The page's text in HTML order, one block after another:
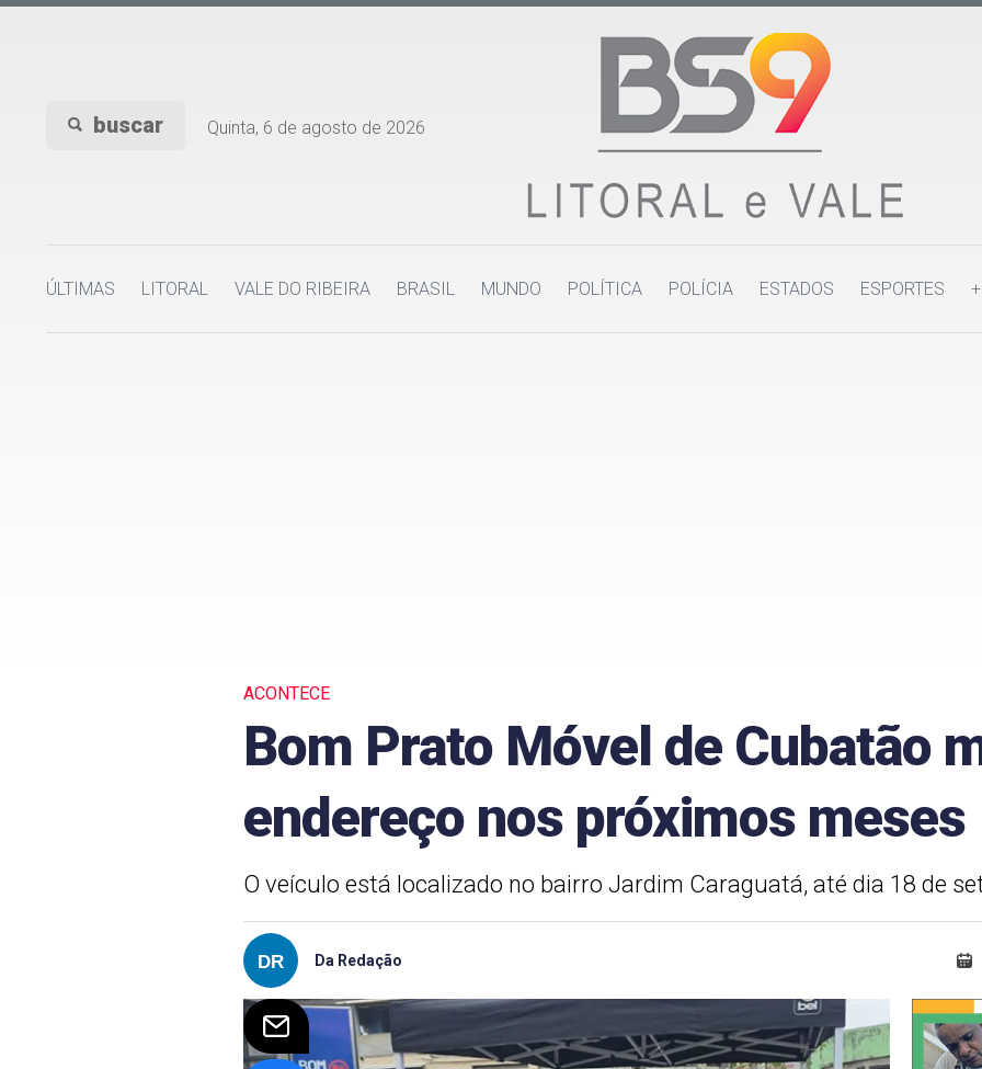
buscar Quinta, 6 de agosto de 2026
ÚLTIMAS LITORAL VALE DO RIBEIRA BRASIL MUNDO POLÍTICA POLÍCIA ESTADOS ESPORTES
ACONTECE
Bom Prato Móvel de Cubatão
endereço nos próximos meses
O veículo está localizado no bairro Jardim Caraguatá, até dia 18 de
Da Redação